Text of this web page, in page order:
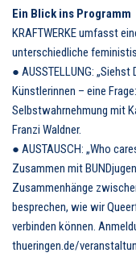
Ein Blick ins Programm
KRAFTWERKE umfasst
unterschiedliche
● AUSSTELLUNG: „Siehst
Künstlerinnen – eine
Selbstwahrnehmung mit
Franzi Waldner.
● AUSTAUSCH: „Who
Zusammen mit
Zusammenhänge
besprechen, wie wir
verbinden können.
thueringen.de/